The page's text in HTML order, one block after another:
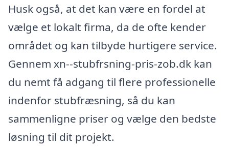
Husk også, at det kan være en fordel at
vælge et lokalt firma, da de ofte kender
området og kan tilbyde hurtigere service.
Gennem xn--stubfrsning-pris-zob.dk kan
du nemt få adgang til flere professionelle
indenfor stubfræsning, så du kan
sammenligne priser og vælge den bedste
løsning til dit projekt.